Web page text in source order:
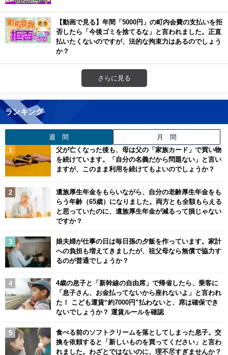
【動画で見る】年間「5000円」の町内会費の支払いを拒
否したら「今後ゴミを捨てるな」と言われました。正直
払いたくないのですが、法的な拘束力はあるのでしょう
か？
さらに見る
ランキング
週 間 月 間
父が亡くなった後も、母は父の「家族カード」で買い物
を続けています。「自分の名義だから問題ない」と言い
ますが、このまま利用を続けてもよいのでしょうか？
遺族厚生年金をもらいながら、自分の老齢厚生年金をも
らう年齢（65歳）になりました。両方とも全額もらえる
と思っていたのに、遺族厚生年金が減るって損じゃない
ですか？
娘夫婦が仕事の日は毎日孫の夕飯を作っています。家計
への負担も増えてきましたが、祖父母なら無償で協力す
るのが普通でしょうか？
4歳の息子と「新幹線の自由席」で帰省したら、乗客に
「息子さん、お金払ってないから座れないよ」と言われ
た！ こども運賃“約7000円”払わないと、席は確保でき
ないでしょうか？ 運賃ルールを確認
食べる前のソフトクリームを落としてしまった息子。交
換を依頼すると「新しいものを買ってください」と言わ
れました。わざとではないのに、理不尽すぎませんか？